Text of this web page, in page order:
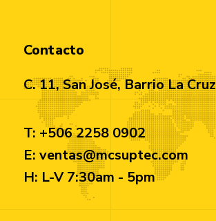
Contacto
C. 11, San José, Barrio La Cruz
T: +506 2258 0902
E: ventas@mcsuptec.com
H: L-V 7:30am - 5pm